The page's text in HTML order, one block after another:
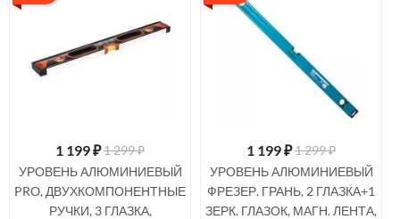
1 199₽1 299 ₽
УРОВЕНЬ АЛЮМИНИЕВЫЙ
PRO, ДВУХКОМПОНЕНТНЫЕ
РУЧКИ, 3 ГЛАЗКА,
1 199₽1 299 ₽
УРОВЕНЬ АЛЮМИНИЕВЫЙ
ФРЕЗЕР. ГРАНЬ, 2 ГЛАЗКА+1
ЗЕРК. ГЛАЗОК, МАГН. ЛЕНТА,